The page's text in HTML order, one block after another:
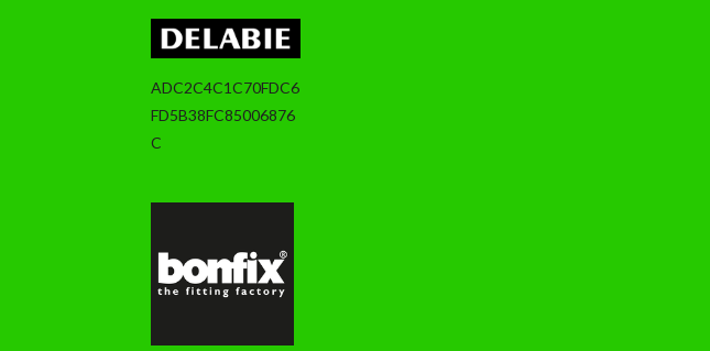
ADC2C4C1C70FDC6
FD5B38FC85006876
C